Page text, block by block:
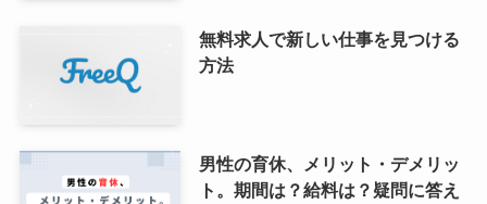
無料求人で新しい仕事を見つける
方法
男性の育休、メリット・デメリッ
ト。期間は？給料は？疑問に答え